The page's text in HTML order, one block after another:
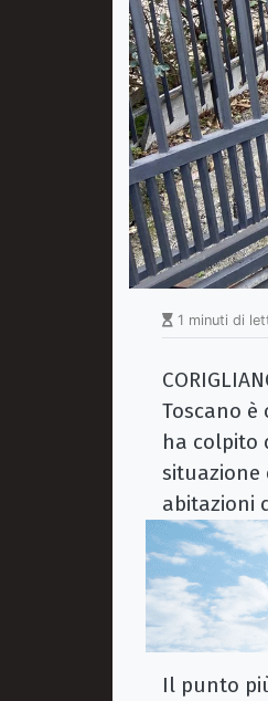
1 minuti di
Toscano è
ha colpito
situazione
abitazioni
Il punto